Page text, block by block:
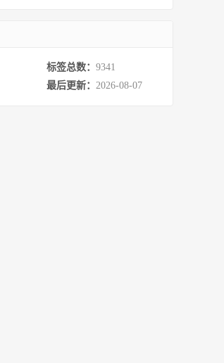
标签总数： 9341
最后更新： 2026-08-07